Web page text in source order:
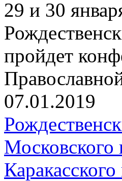
29 и 30
пройдет
07.01.2019
Московского